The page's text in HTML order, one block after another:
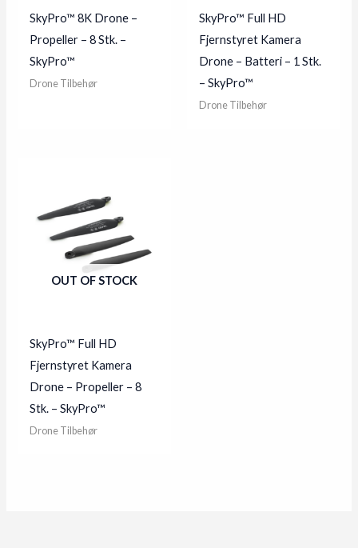
SkyPro™ 8K Drone –
Propeller – 8 Stk. –
SkyPro™
Drone Tilbehør
SkyPro™ Full HD
Fjernstyret Kamera
Drone – Batteri – 1 Stk.
– SkyPro™
Drone Tilbehør
OUT OF STOCK
SkyPro™ Full HD
Fjernstyret Kamera
Drone – Propeller – 8
Stk. – SkyPro™
Drone Tilbehør